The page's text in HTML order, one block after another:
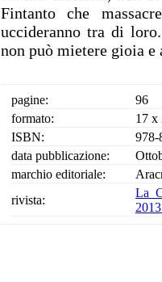
Fintanto che
uccideranno tra di
non può mietere gioia e
pagine:
96
formato:
17 x
ISBN:
978-
data pubblicazione:
marchio editoriale:
rivista:
La